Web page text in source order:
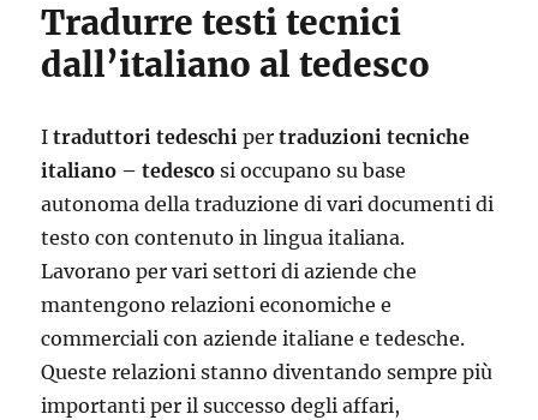
Tradurre testi tecnici
dall’italiano al tedesco
Itraduttori tedeschi pertraduzioni tecniche
italiano – tedesco si occupano su base
autonoma della traduzione di vari documenti di
testo con contenuto in lingua italiana.
Lavorano per vari settori di aziende che
mantengono relazioni economiche e
commerciali con aziende italiane e tedesche.
Queste relazioni stanno diventando sempre più
importanti per il successo degli affari,